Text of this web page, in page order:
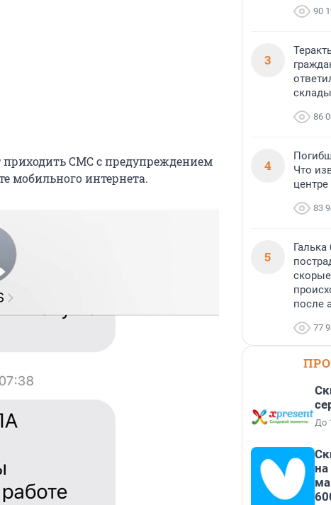
СМС с предупреждением
мобильного интернета.
90
3
86
4
Что
83
5
после
77
До